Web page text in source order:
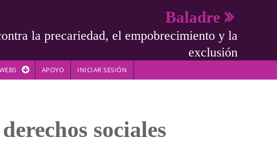
Baladre
la precariedad, el empobrecimiento y la
exclusión
APOYO INICIAR SESIÓN
sociales